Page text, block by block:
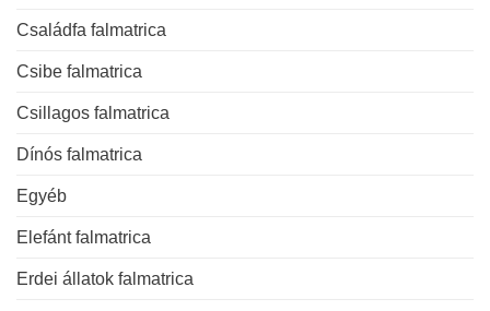
Családfa falmatrica
Csibe falmatrica
Csillagos falmatrica
Dínós falmatrica
Egyéb
Elefánt falmatrica
Erdei állatok falmatrica